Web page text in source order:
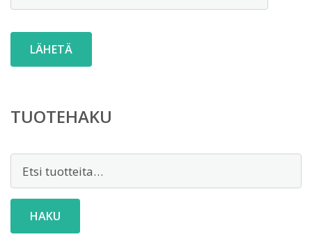
TUOTEHAKU
HAKU